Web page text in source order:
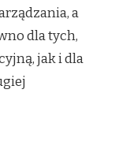
a
dla tych,
jak i dla